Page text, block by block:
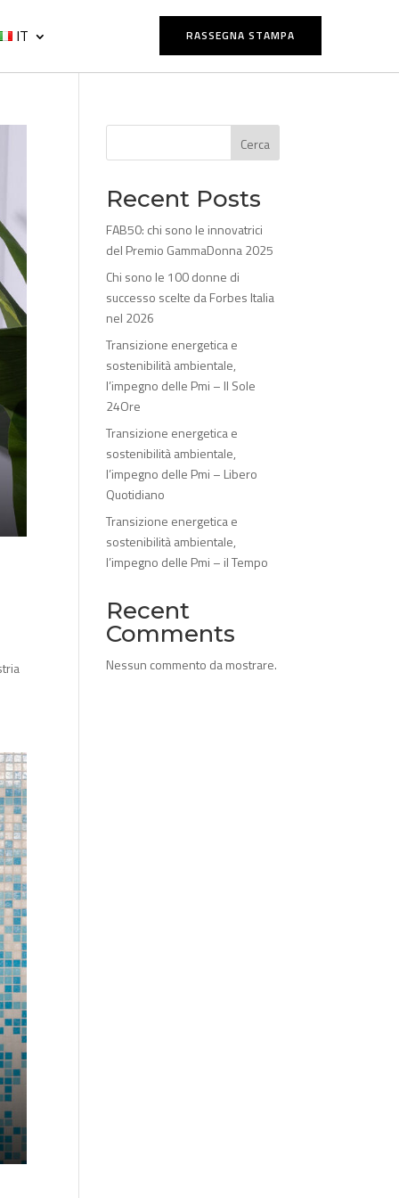
IT RASSEGNA STAMPA
Cerca
Recent Posts
FAB50: chi sono le innovatrici
del Premio GammaDonna 2025
Chi sono le 100 donne di
successo scelte da Forbes Italia
nel 2026
Transizione energetica e
sostenibilità ambientale,
l’impegno delle Pmi – Il Sole
24Ore
Transizione energetica e
sostenibilità ambientale,
l’impegno delle Pmi – Libero
Quotidiano
Transizione energetica e
sostenibilità ambientale,
l’impegno delle Pmi – il Tempo
Recent
Comments
Nessun commento da mostrare.